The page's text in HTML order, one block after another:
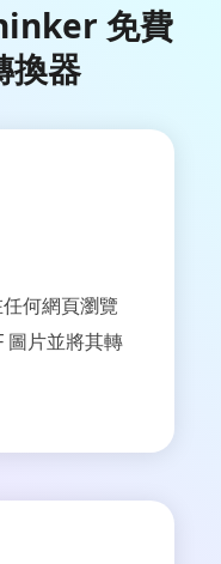
免費
換器
何網頁瀏覽
圖片並將其轉